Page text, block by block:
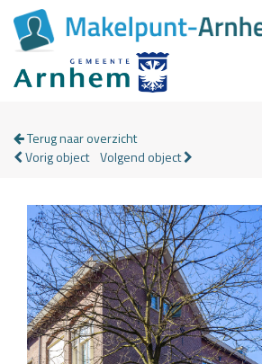
Terug naar overzicht
Vorig object Volgend object